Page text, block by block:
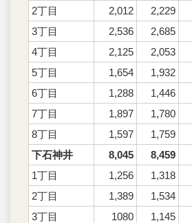
2丁目
2,012 2,229
3丁目
2,536 2,685
4丁目
2,125 2,053
5丁目
1,654 1,932
6丁目
1,288 1,446
7丁目
1,897 1,780
8丁目
1,597 1,759
下石神井
8,045 8,459
1丁目
1,256 1,318
2丁目
1,389 1,534
3丁目
1080 1,145